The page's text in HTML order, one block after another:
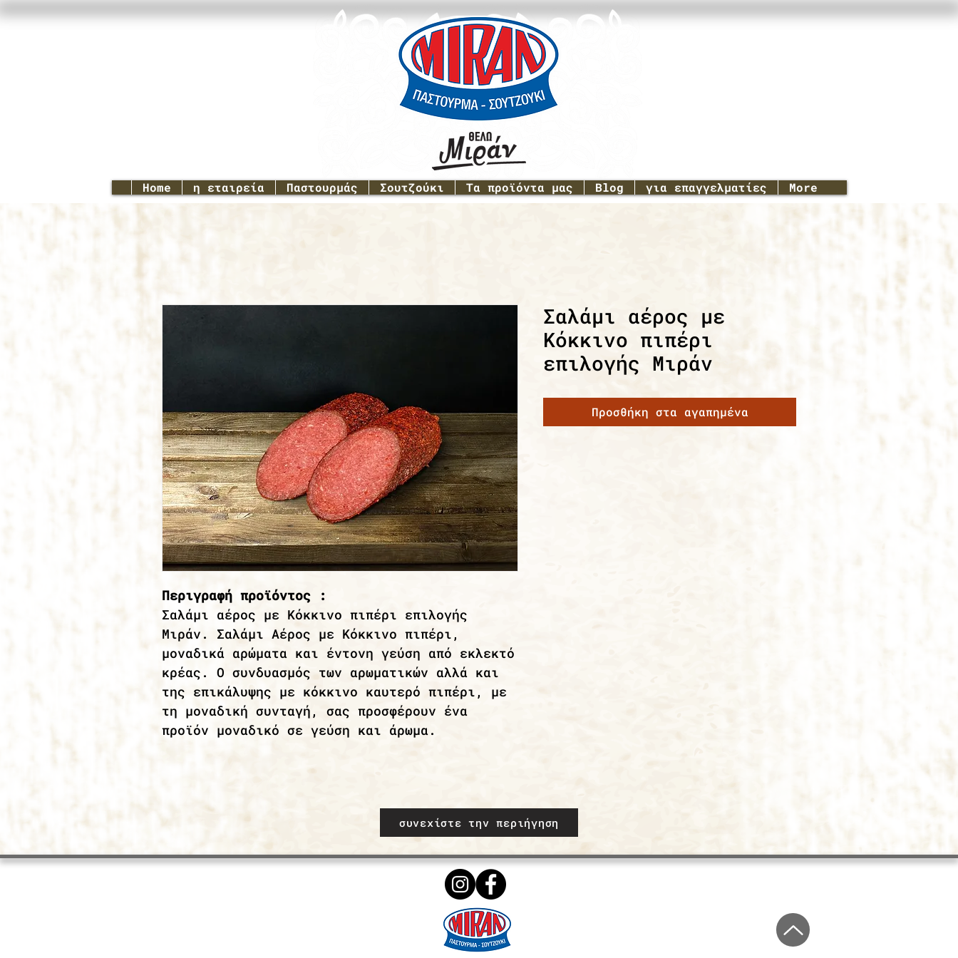
Home η εταιρεία Παστουρμάς Σουτζούκι Τα προϊόντα μας Blog για επαγγελματίες More
Περιγραφή προϊόντος :
Σαλάμι αέρος με Κόκκινο πιπέρι επιλογής
Μιράν. Σαλάμι Αέρος με Κόκκινο πιπέρι,
μοναδικά αρώματα και έντονη γεύση από εκλεκτό
κρέας. Ο συνδυασμός των αρωματικών αλλά και
της επικάλυψης με κόκκινο καυτερό πιπέρι, με
τη μοναδική συνταγή, σας προσφέρουν ένα
προϊόν μοναδικό σε γεύση και άρωμα.
Σαλάμι αέρος με
Κόκκινο πιπέρι
επιλογής Μιράν
Προσθήκη στα αγαπημένα
συνεχίστε την περιήγηση